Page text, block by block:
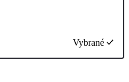
Vybrané